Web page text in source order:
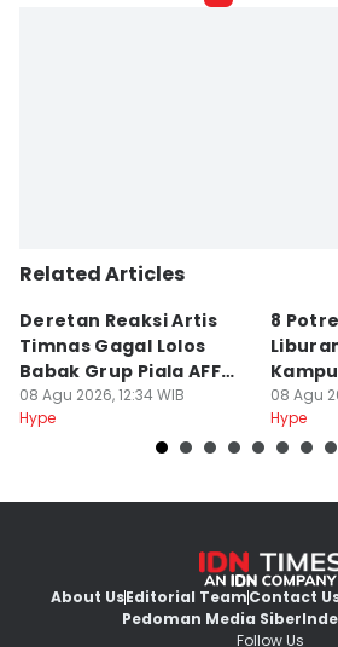
Related Articles
Deretan Reaksi Artis
Timnas Gagal Lolos
Babak Grup Piala AFF
2026
08 Agu 2026, 12:34 WIB
Hype
8
08 Agu
Hype
About UsEditorial TeamContact
Pedoman Media Siber
Follow Us